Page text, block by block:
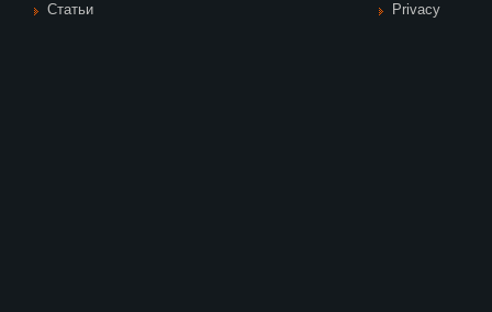
Статьи
Privacy